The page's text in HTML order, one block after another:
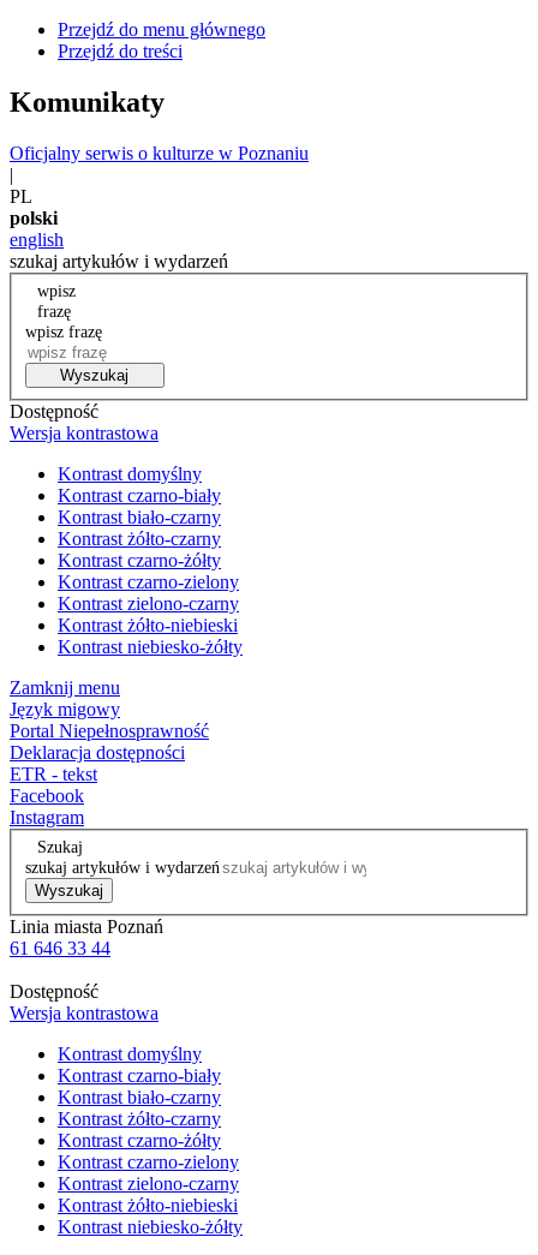
Przejdź do menu głównego
Przejdź do treści
Komunikaty
Oficjalny serwis o kulturze w Poznaniu
|
PL
polski
english
szukaj artykułów i wydarzeń
wpisz
frazę
wpisz frazę
Wyszukaj
Dostępność
Wersja kontrastowa
Kontrast domyślny
Kontrast czarno-biały
Kontrast biało-czarny
Kontrast żółto-czarny
Kontrast czarno-żółty
Kontrast czarno-zielony
Kontrast zielono-czarny
Kontrast żółto-niebieski
Kontrast niebiesko-żółty
Zamknij menu
Język migowy
Portal Niepełnosprawność
Deklaracja dostępności
ETR - tekst
Facebook
Instagram
Szukaj
szukaj artykułów i wydarzeń
Wyszukaj
Linia miasta Poznań
61 646 33 44
Dostępność
Wersja kontrastowa
Kontrast domyślny
Kontrast czarno-biały
Kontrast biało-czarny
Kontrast żółto-czarny
Kontrast czarno-żółty
Kontrast czarno-zielony
Kontrast zielono-czarny
Kontrast żółto-niebieski
Kontrast niebiesko-żółty